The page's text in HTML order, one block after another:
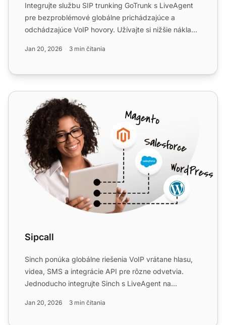
Integrujte službu SIP trunking GoTrunk s LiveAgent
pre bezproblémové globálne prichádzajúce a
odchádzajúce VoIP hovory. Užívajte si nižšie náklady,
Jan 20, 2026 3 min čítania
Sipcall
Sipcall
Sinch ponúka globálne riešenia VoIP vrátane hlasu,
videa, SMS a integrácie API pre rôzne odvetvia.
Jednoducho integrujte Sinch s LiveAgent na
Jan 20, 2026 3 min čítania